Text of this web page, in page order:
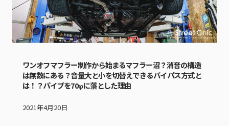
ワンオフマフラー制作から始まるマフラー沼？消音の構造
は無数にある？音量大と小を切替えできるバイパス方式と
は！？パイプを70φに落とした理由
2021年4月20日